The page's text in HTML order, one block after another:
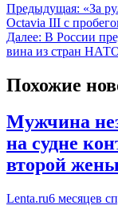
Предыдущая: «За
Octavia III с
Далее: В России
вина из стран
Похожие
Мужчина
на судне
второй жены
Lenta.ru6 месяцев